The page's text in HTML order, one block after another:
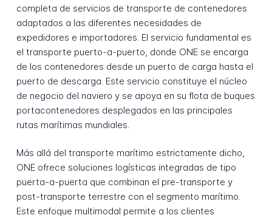
completa de servicios de transporte de contenedores
adaptados a las diferentes necesidades de
expedidores e importadores. El servicio fundamental es
el transporte puerto-a-puerto, donde ONE se encarga
de los contenedores desde un puerto de carga hasta el
puerto de descarga. Este servicio constituye el núcleo
de negocio del naviero y se apoya en su flota de buques
portacontenedores desplegados en las principales
rutas marítimas mundiales.
Más allá del transporte marítimo estrictamente dicho,
ONE ofrece soluciones logísticas integradas de tipo
puerta-a-puerta que combinan el pre-transporte y
post-transporte terrestre con el segmento marítimo.
Este enfoque multimodal permite a los clientes